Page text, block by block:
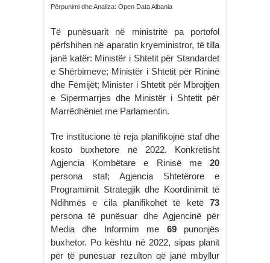
Përpunimi dhe Analiza: Open Data Albania
Të punësuarit në ministritë pa portofol
përfshihen në aparatin kryeministror, të tilla
janë katër: Ministër i Shtetit për Standardet
e Shërbimeve; Ministër i Shtetit për Rininë
dhe Fëmijët; Minister i Shtetit për Mbrojtjen
e Sipermarrjes dhe Ministër i Shtetit për
Marrëdhëniet me Parlamentin.
Tre institucione të reja planifikojnë staf dhe
kosto buxhetore në 2022. Konkretisht
Agjencia Kombëtare e Rinisë me 20
persona staf; Agjencia Shtetërore e
Programimit Strategjik dhe Koordinimit të
Ndihmës e cila planifikohet të ketë 73
persona të punësuar dhe Agjencinë për
Media dhe Informim me 69punonjës
buxhetor. Po kështu në 2022, sipas planit
për të punësuar rezulton që janë mbyllur